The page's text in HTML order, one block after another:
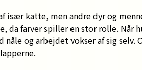
især katte, men andre dyr og
da farver spiller en stor rolle. Når
og arbejdet vokser af sig selv.